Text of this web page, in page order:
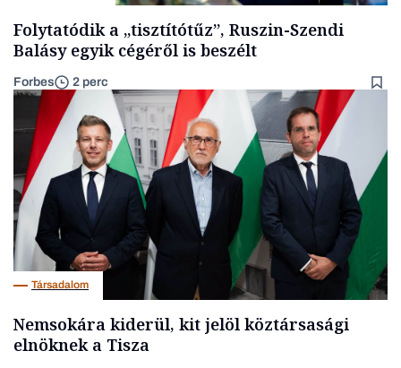
Folytatódik a „tisztítótűz”, Ruszin-Szendi
Balásy egyik cégéről is beszélt
Forbes 2 perc
Társadalom
Nemsokára kiderül, kit jelöl köztársasági
elnöknek a Tisza